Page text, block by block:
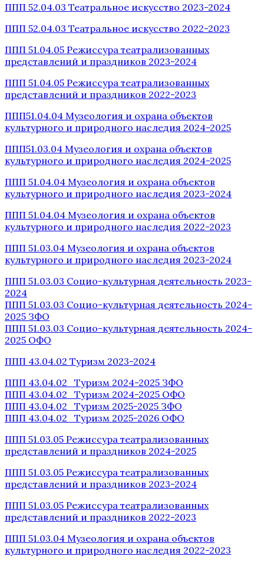
ППП 52.04.03 Театральное искусство 2023-2024
ППП 52.04.03 Театральное искусство 2022-2023
ППП 51.04.05 Режиссура театрализованных
представлений и праздников 2023-2024
ППП 51.04.05 Режиссура театрализованных
представлений и праздников 2022-2023
ППП51.04.04 Музеология и охрана объектов
культурного и природного наследия 2024-2025
ППП51.03.04 Музеология и охрана объектов
культурного и природного наследия 2024-2025
ППП 51.04.04 Музеология и охрана объектов
культурного и природного наследия 2023-2024
ППП 51.04.04 Музеология и охрана объектов
культурного и природного наследия 2022-2023
ППП 51.03.04 Музеология и охрана объектов
культурного и природного наследия 2023-2024
ППП 51.03.03 Социо-культурная деятельность 2023-
2024
ППП 51.03.03 Социо-культурная деятельность 2024-
2025 ЗФО
ППП 51.03.03 Социо-культурная деятельность 2024-
2025 ОФО
ППП 43.04.02 Туризм 2023-2024
ППП 43.04.02 Туризм 2024-2025 ЗФО
ППП 43.04.02 Туризм 2024-2025 ОФО
ППП 43.04.02 Туризм 2025-2025 ЗФО
ППП 43.04.02 Туризм 2025-2026 ОФО
ППП 51.03.05 Режиссура театрализованных
представлений и праздников 2024-2025
ППП 51.03.05 Режиссура театрализованных
представлений и праздников 2023-2024
ППП 51.03.05 Режиссура театрализованных
представлений и праздников 2022-2023
ППП 51.03.04 Музеология и охрана объектов
культурного и природного наследия 2022-2023